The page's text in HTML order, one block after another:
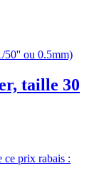
taille 30
ce prix rabais :